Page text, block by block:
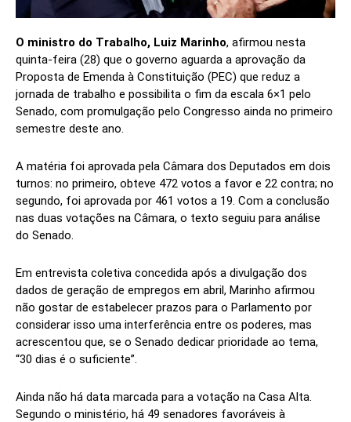
O ministro do Trabalho, Luiz Marinho, afirmou nesta
quinta-feira (28) que o governo aguarda a aprovação da
Proposta de Emenda à Constituição (PEC) que reduz a
jornada de trabalho e possibilita o fim da escala 6×1 pelo
Senado, com promulgação pelo Congresso ainda no primeiro
semestre deste ano.
A matéria foi aprovada pela Câmara dos Deputados em dois
turnos: no primeiro, obteve 472 votos a favor e 22 contra; no
segundo, foi aprovada por 461 votos a 19. Com a conclusão
nas duas votações na Câmara, o texto seguiu para análise
do Senado.
Em entrevista coletiva concedida após a divulgação dos
dados de geração de empregos em abril, Marinho afirmou
não gostar de estabelecer prazos para o Parlamento por
considerar isso uma interferência entre os poderes, mas
acrescentou que, se o Senado dedicar prioridade ao tema,
“30 dias é o suficiente”.
Ainda não há data marcada para a votação na Casa Alta.
Segundo o ministério, há 49 senadores favoráveis à